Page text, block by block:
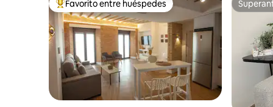
De los mejores en Favorito entre huéspedes
Favorito entre huéspedes